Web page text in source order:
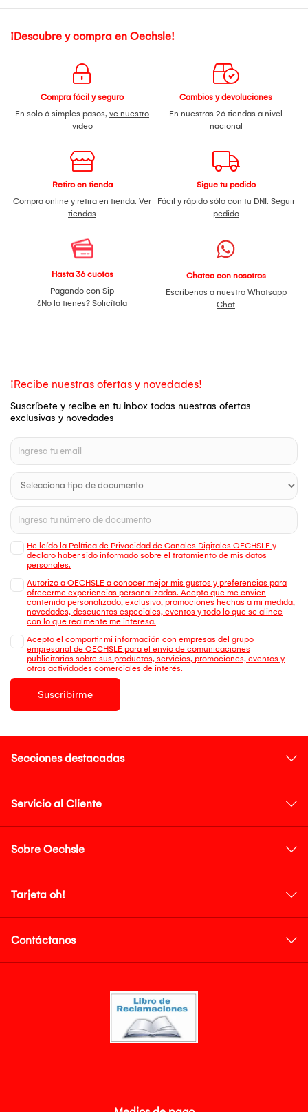
¡Descubre y compra en Oechsle!
Compra fácil y seguro
En solo 6 simples pasos, ve nuestro
video
Cambios y devoluciones
En nuestras 26 tiendas a nivel
nacional
Retiro en tienda
Compra online y retira en tienda. Ver
tiendas
Sigue tu pedido
Fácil y rápido sólo con tu DNI. Seguir
pedido
Hasta 36 cuotas
Pagando con Sip
¿No la tienes? Solicítala
Chatea con nosotros
Escríbenos a nuestro Whatsapp
Chat
¡Recibe nuestras ofertas y novedades!
Suscríbete y recibe en tu inbox todas nuestras ofertas
exclusivas y novedades
He leído la Política de Privacidad de Canales Digitales OECHSLE y
declaro haber sido informado sobre el tratamiento de mis datos
personales.
Autorizo a OECHSLE a conocer mejor mis gustos y preferencias para
ofrecerme experiencias personalizadas. Acepto que me envien
contenido personalizado, exclusivo, promociones hechas a mi medida,
novedades, descuentos especiales, eventos y todo lo que se alinee
con lo que realmente me interesa.
Acepto el compartir mi información con empresas del grupo
empresarial de OECHSLE para el envío de comunicaciones
publicitarias sobre sus productos, servicios, promociones, eventos y
otras actividades comerciales de interés.
Suscribirme
Secciones destacadas
Servicio al Cliente
Sobre Oechsle
Tarjeta oh!
Contáctanos